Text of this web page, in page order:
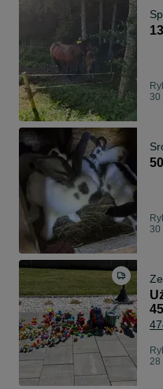
30
30
28